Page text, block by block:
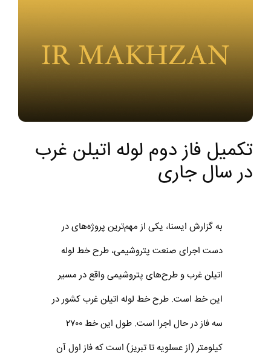
تکمیل فاز دوم لوله اتیلن غرب
در سال جاری
به گزارش ایسنا، یکی از مهم‌ترین پروژه‌های در
دست اجرای صنعت پتروشیمی، طرح خط لوله
اتیلن غرب و طرح‌های پتروشیمی واقع در مسیر
این خط است. طرح خط لوله اتیلن غرب کشور در
سه فاز در حال اجرا است. طول این خط ۲۷۰۰
کیلومتر (از عسلویه تا تبریز) است که فاز اول آن